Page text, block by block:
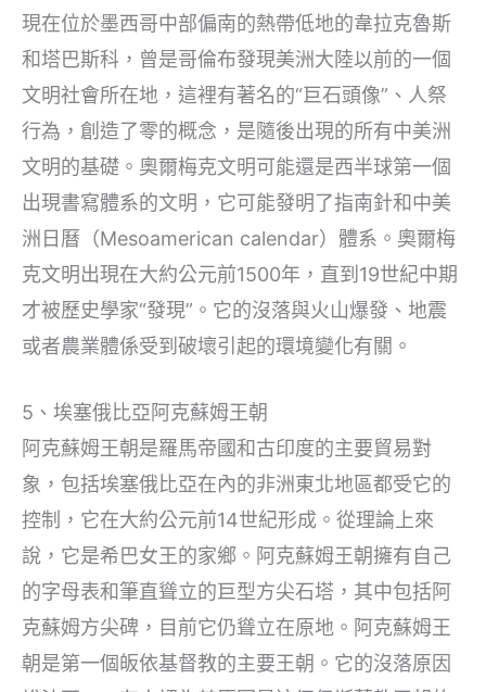
現在位於墨西哥中部偏南的熱帶低地的韋拉克魯斯
和塔巴斯科，曾是哥倫布發現美洲大陸以前的一個
文明社會所在地，這裡有著名的“巨石頭像”、人祭
行為，創造了零的概念，是隨後出現的所有中美洲
文明的基礎。奧爾梅克文明可能還是西半球第一個
出現書寫體系的文明，它可能發明了指南針和中美
洲日曆（Mesoamerican calendar）體系。奧爾梅
克文明出現在大約公元前1500年，直到19世紀中期
才被歷史學家“發現”。它的沒落與火山爆發、地震
或者農業體係受到破壞引起的環境變化有關。
5、埃塞俄比亞阿克蘇姆王朝
阿克蘇姆王朝是羅馬帝國和古印度的主要貿易對
象，包括埃塞俄比亞在內的非洲東北地區都受它的
控制，它在大約公元前14世紀形成。從理論上來
說，它是希巴女王的家鄉。阿克蘇姆王朝擁有自己
的字母表和筆直聳立的巨型方尖石塔，其中包括阿
克蘇姆方尖碑，目前它仍聳立在原地。阿克蘇姆王
朝是第一個皈依基督教的主要王朝。它的沒落原因